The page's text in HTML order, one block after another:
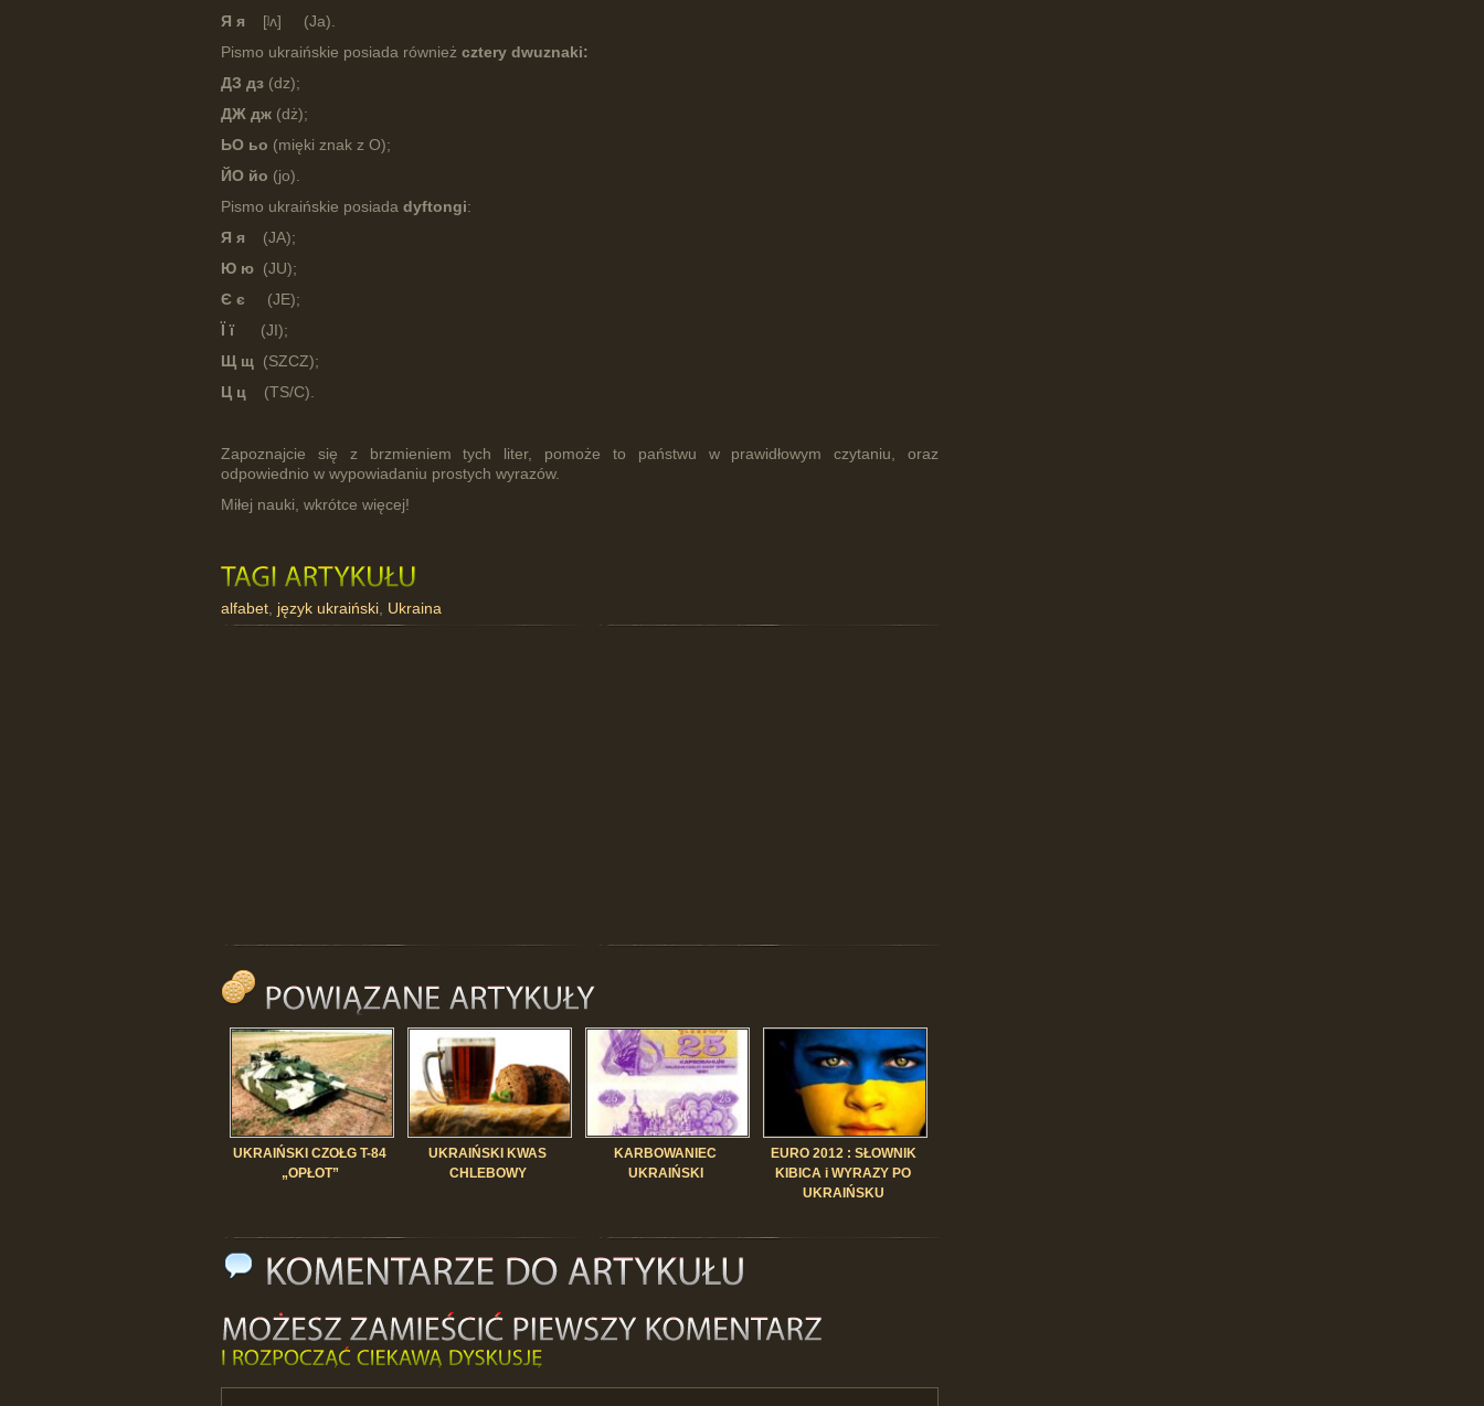
Я я [ʲʌ] (Ja).
Pismo ukraińskie posiada również cztery dwuznaki:
ДЗ дз (dz);
ДЖ дж (dż);
ЬО ьо (mięki znak z O);
ЙО йо (jo).
Pismo ukraińskie posiada dyftongi:
Я я
(JA);
Ю ю (JU);
Є є
(JE);
Ї ї (JI);
Щ щ (SZCZ);
Ц ц (TS/C).
Zapoznajcie się z brzmieniem tych liter, pomoże to państwu w prawidłowym czytaniu, oraz
odpowiednio w wypowiadaniu prostych wyrazów.
Miłej nauki, wkrótce więcej!
alfabet, język ukraiński, Ukraina
UKRAIŃSKI CZOŁG T-84
„OPŁOT”
UKRAIŃSKI KWAS
CHLEBOWY
KARBOWANIEC
UKRAIŃSKI
EURO 2012 : SŁOWNIK
KIBICA i WYRAZY PO
UKRAIŃSKU